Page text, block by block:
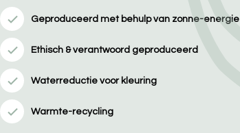
Geproduceerd met behulp van zonne-energie
Ethisch & verantwoord geproduceerd
Waterreductie voor kleuring
Warmte-recycling